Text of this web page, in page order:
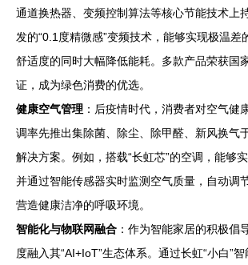
通道换热器、变频控制算法等核心节能技术上
发的“0.1度精微感”变频技术，能够实现极温差
舒适度的同时大幅降低能耗。多款产品荣获国
证，成为绿色消费的优选。
健康空气管理 ：后疫情时代，消费者对空气健
调率先推出集除菌、除尘、除甲醛、新风换气
解决方案。例如，搭载“长虹芯”的空调，能够
并通过智能传感器实时监测空气质量，自动调
营造健康洁净的呼吸环境。
智能化与物联网融合 ：作为智能家居的积极倡
度融入其“AI+IoT”生态体系。通过长虹“小白”